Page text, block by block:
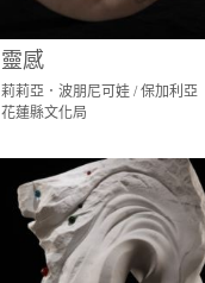
靈感
莉莉亞．波朋尼可娃 / 保加利亞
花蓮縣文化局